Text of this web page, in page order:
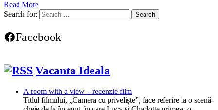
Read More
Search for:
Facebook
Vacanta Ideala
A room with a view – recenzie film
Titlul filmului, „Camera cu priveliște”, face referire la o scenă-